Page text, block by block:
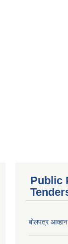
Public
बोलपत्र